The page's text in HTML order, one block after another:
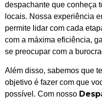
despachante que conheça
locais. Nossa experiência
permite lidar com cada
com a máxima eficiência,
se preocupar com a
Além disso, sabemos que
objetivo é fazer com que
possível. Com nosso